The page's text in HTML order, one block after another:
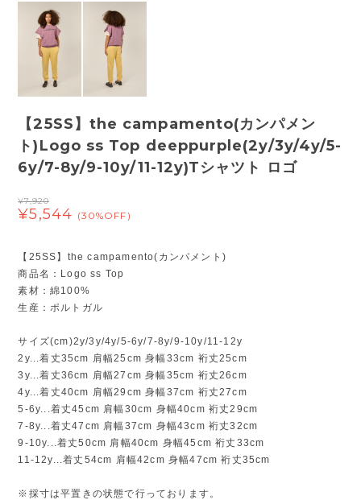
【25SS】the campamento(カンパメン
ト)Logo ss Top deeppurple(2y/3y/4y/5-
6y/7-8y/9-10y/11-12y)Tシャツト ロゴ
¥7,920
¥5,544 (30%OFF)
【25SS】the campamento(カンパメント)
商品名：Logo ss Top
素材：綿100%
生産：ポルトガル
サイズ(cm)2y/3y/4y/5-6y/7-8y/9-10y/11-12y
2y...着丈35cm 肩幅25cm 身幅33cm 裄丈25cm
3y...着丈36cm 肩幅27cm 身幅35cm 裄丈26cm
4y...着丈40cm 肩幅29cm 身幅37cm 裄丈27cm
5-6y...着丈45cm 肩幅30cm 身幅40cm 裄丈29cm
7-8y...着丈47cm 肩幅37cm 身幅43cm 裄丈32cm
9-10y...着丈50cm 肩幅40cm 身幅45cm 裄丈33cm
11-12y...着丈54cm 肩幅42cm 身幅47cm 裄丈35cm
※採寸は平置きの状態で行っております。